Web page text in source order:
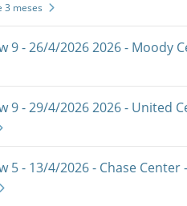
3 meses
9 - 26/4/2026 2026 - Moody
9 - 29/4/2026 2026 - United
5 - 13/4/2026 - Chase Center